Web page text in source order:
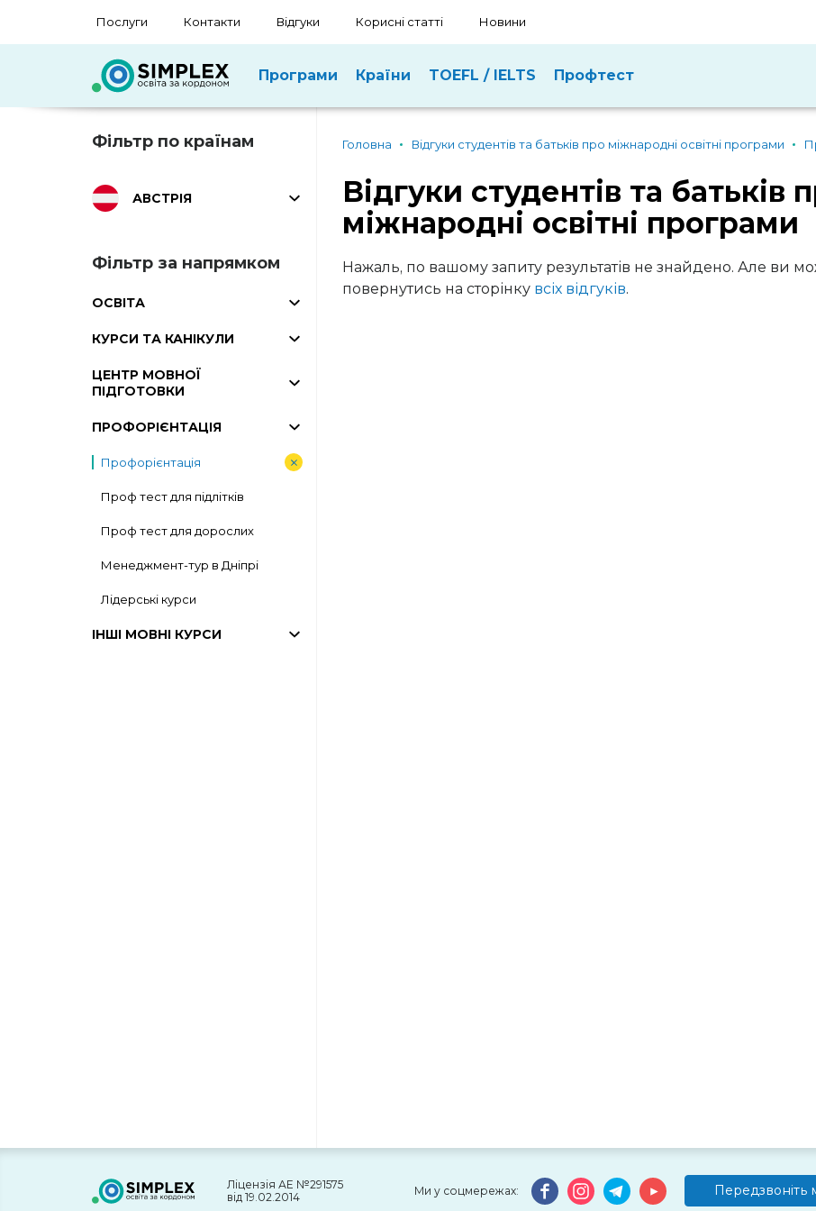
Послуги Контакти Відгуки Корисні статті Новини
Програми Країни TOEFL / IELTS Профтест
Фільтр по країнам
АВСТРІЯ
Фільтр за напрямком
ОСВІТА
КУРСИ ТА КАНІКУЛИ
ЦЕНТР МОВНОЇ
ПІДГОТОВКИ
ПРОФОРІЄНТАЦІЯ
Профорієнтація
Проф тест для підлітків
Проф тест для дорослих
Менеджмент-тур в Дніпрі
Лідерські курси
ІНШІ МОВНІ КУРСИ
Головна Відгуки студентів та батьків про міжнародні освітні програми
Відгуки студентів та батьків
міжнародні освітні програми
Нажаль, по вашому запиту результатів не знайдено. Але ви
повернутись на сторінку всіх відгуків.
Ліцензія АЕ №291575
від 19.02.2014
Передзвоніть
Ми у соцмережах: